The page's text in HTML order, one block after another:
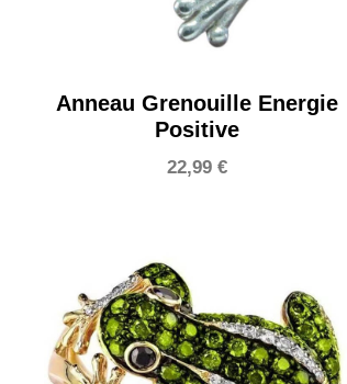
Anneau Grenouille Energie
Positive
22,99 €